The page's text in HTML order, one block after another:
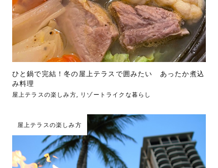
ひと鍋で完結！冬の屋上テラスで囲みたい あったか煮込
み料理
屋上テラスの楽しみ方, リゾートライクな暮らし
屋上テラスの楽しみ方